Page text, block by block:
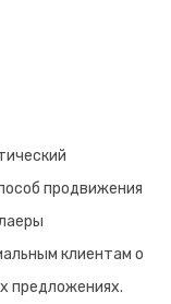
продвижения
клиентам о
предложениях.